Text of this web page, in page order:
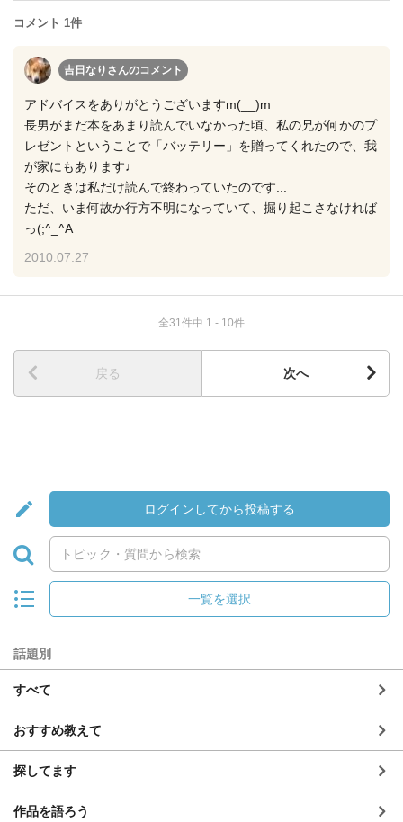
コメント 1件
吉日なりさんのコメント
アドバイスをありがとうございますm(__)m
長男がまだ本をあまり読んでいなかった頃、私の兄が何かのプ
レゼントということで「バッテリー」を贈ってくれたので、我
が家にもあります♩
そのときは私だけ読んで終わっていたのです...
ただ、いま何故か行方不明になっていて、掘り起こさなければ
っ(;^_^A
2010.07.27
全31件中 1 - 10件
戻る 次へ
ログインしてから投稿する
一覧を選択
話題別
すべて
おすすめ教えて
探してます
作品を語ろう